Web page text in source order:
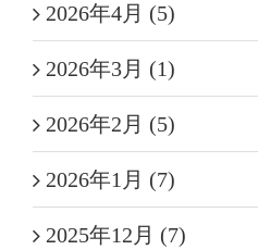
2026年4月 (5)
2026年3月 (1)
2026年2月 (5)
2026年1月 (7)
2025年12月 (7)